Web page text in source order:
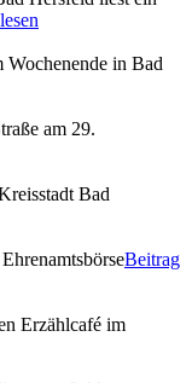
Wochenende in Bad
am 29.
Bad
Beitrag
Erzählcafé im